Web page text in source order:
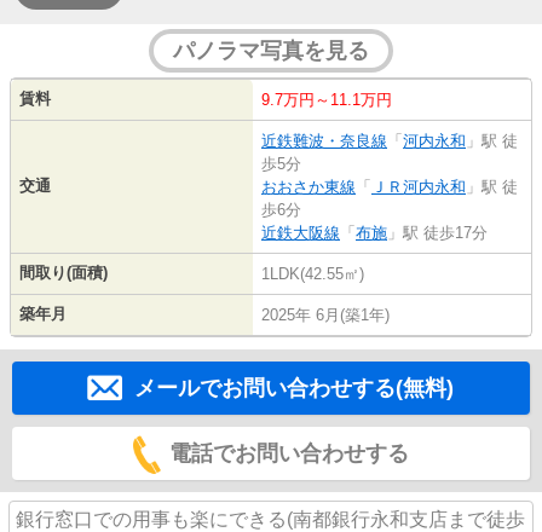
パノラマ写真を見る
賃料 9.7万円～11.1万円
交通
近鉄難波・奈良線 「 河内永和 」駅 徒
歩5分
おおさか東線 「 ＪＲ河内永和 」駅 徒
歩6分
近鉄大阪線 「 布施 」駅 徒歩17分
間取り(面積) 1LDK(42.55㎡)
築年月 2025年 6月(築1年)
メールでお問い合わせする(無料)
電話でお問い合わせする
銀行窓口での用事も楽にできる(南都銀行永和支店まで徒歩